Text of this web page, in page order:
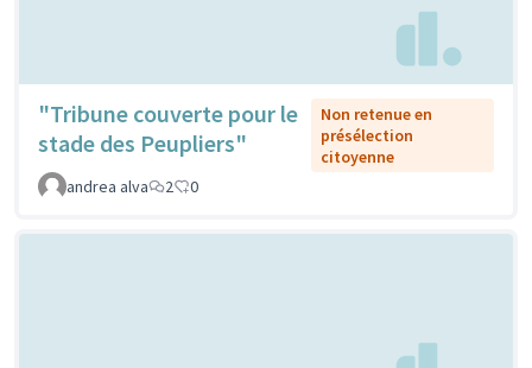
"Tribune couverte pour le
stade des Peupliers"
Non retenue en
présélection
citoyenne
andrea alva
2 0